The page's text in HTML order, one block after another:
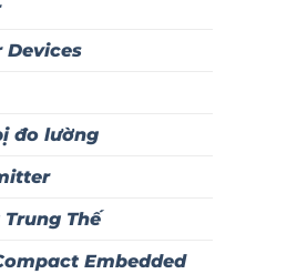
Devices
đo lường
Trung Thế
Embedded